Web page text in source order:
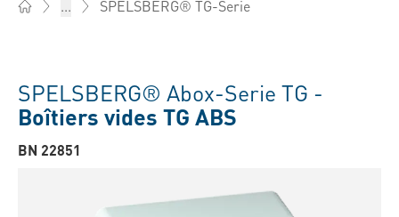
... SPELSBERG® TG-Serie
SPELSBERG® Abox-Serie TG -
Boîtiers vides TG ABS
BN 22851